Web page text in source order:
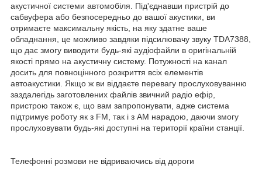
акустичної системи автомобіля. Під'єднавши пристрій до
сабвуфера або безпосередньо до вашої акустики, ви
отримаєте максимальну якість, на яку здатне ваше
обладнання, це можливо завдяки підсилювачу звуку TDA7388,
що дає змогу виводити будь-які аудіофайли в оригінальній
якості прямо на акустичну систему. Потужності на канал
досить для повноцінного розкриття всіх елементів
автоакустики. Якщо ж ви віддаєте перевагу прослуховуванню
заздалегідь заготовлених файлів звичний радіо ефір,
пристрою також є, що вам запропонувати, адже система
підтримує роботу як з FM, так і з AM нарадою, даючи змогу
прослуховувати будь-які доступні на території країни станції.
Телефонні розмови не відриваючись від дороги